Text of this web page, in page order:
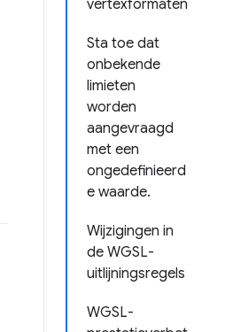
vertexformaten
Sta toe dat
onbekende
limieten
worden
aangevraagd
met een
ongedefinieerd
e waarde.
Wijzigingen in
de WGSL-
uitlijningsregels
WGSL-